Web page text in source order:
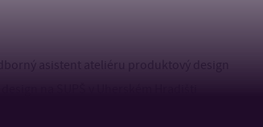
asistent ateliéru produktový design